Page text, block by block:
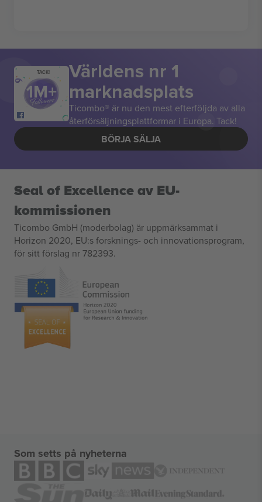
TACK! Världens nr 1
marknadsplats
Ticombo® är nu den mest efterföljda av alla
återförsäljningsplattformar i Europa. Tack!
BÖRJA SÄLJA
Seal of Excellence av EU-
kommissionen
Ticombo GmbH (moderbolag) är uppmärksammat i
Horizon 2020, EU:s forsknings- och innovationsprogram,
för sitt förslag nr 782393.
Som setts på nyheterna